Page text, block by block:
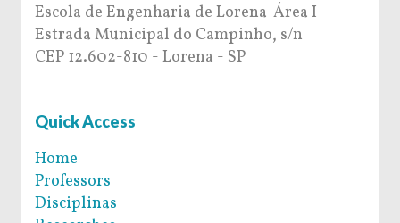
Escola de Engenharia de Lorena-Área I
Estrada Municipal do Campinho, s/n
CEP 12.602-810 - Lorena - SP
Quick Access
Home
Professors
Disciplinas